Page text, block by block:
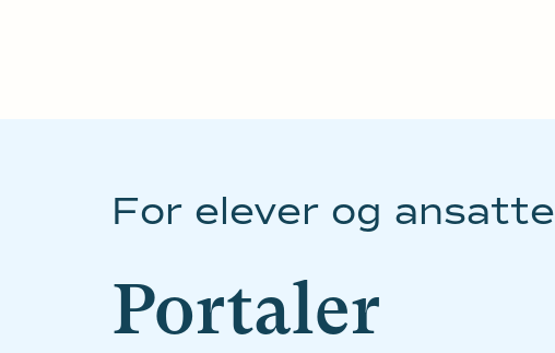
For elever og ansatte
Portaler